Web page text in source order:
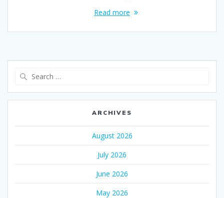
Read more
ARCHIVES
August 2026
July 2026
June 2026
May 2026